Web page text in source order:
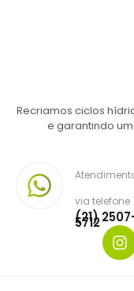
Recriamos ciclos
e garantindo
via telefone
(21)
5712